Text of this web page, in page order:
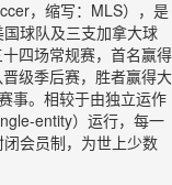
，缩写：MLS），是
球队及三支加拿大球
四场常规赛，首名赢得
级季后赛，胜者赢得大
事。相较于由独立运作
entity）运行，每一
会员制，为世上少数